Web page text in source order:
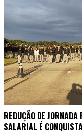
REDUÇÃO DE
SALARIAL É